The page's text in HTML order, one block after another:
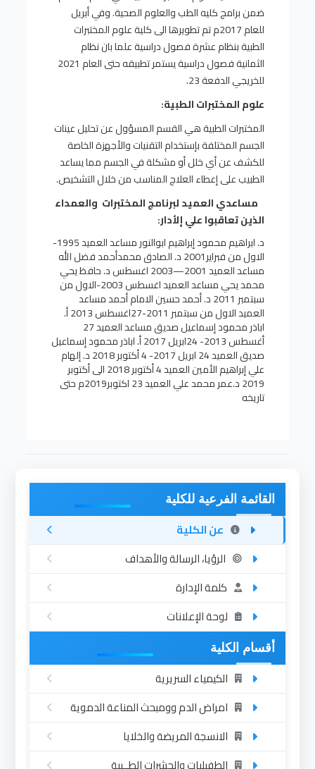
ضمن برامج كليه الطب والعلوم الصحية. وفي أبريل
للعام 2017م تم تطويرها الى كلية علوم المختبرات
الطبية بنظام عشرة فصول دراسية علما بان نظام
الثمانية فصول دراسية يستمر تطبيقه حتى العام 2021
للخريجي الدفعة 23.
علوم المختبرات الطبية:
المختبرات الطبية هي القسم المسؤول عن تحليل عينات
الجسم المختلفة بإستخدام التقنيات والأجهزة الخاصة
للكشف عن أي خلل أو مشكلة في الجسم مما يساعد
الطبيب على إعطاء العلاج المناسب من خلال التشخيص.
مساعدي العميد لبرنامج المختبرات والعمداء
الذين تعاقبوا علي إلأدار:
د. ابراهيم محمود إبراهيم ابوالنورمساعد العميد 1995-
الاول من فبراير2001 د. الصادق محمدأحمد فضل الله
مساعد العميد 2001—2003 اغسطس د. حافظ يحي
محمد يحيمساعد العميد اغسطس 2003-الاول من
سبتمبر 2011 د. أحمد حسين الامام أحمدمساعد
العميدالاول من سبتمبر 2011-27اغسطس 2013 أ.
اباذر محمود إسماعيل صديقمساعد العميد27
أغسطس 2013- 24ابريل 2017 أ. اباذر محمود إسماعيل
صديقالعميد24 ابريل 2017- 4 أكتوبر 2018 د. إلهام
علي إبراهيم الأمينالعميد4 أكتوبر 2018 الى أكتوبر
2019 د.عمر محمد علي العميد 23 اكتوبر2019م حتى
تاريخه
القائمة الفرعية للكلية
عن الكلية
الرؤيا، الرسالة والأهداف
كلمة الإدارة
لوحة الإعلانات
أقسام الكلية
الكيمياء السريرية
امراض الدم وومبحث المناعة الدموية
الانسجة المريضة والخلايا